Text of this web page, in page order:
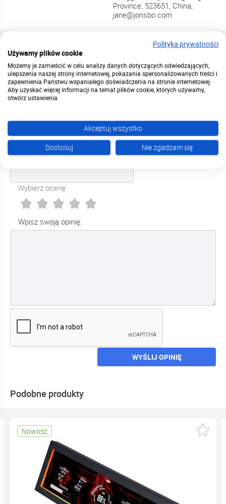
Province, 523651, China,
jane@jonsbo.com
odpowiedzialny
1, 10589 Berlin,
Instrukcja
bezpieczeństwa
Pobierztutaj
Dodaj własną opinię
Wpisz swoje imię:
Wybierz ocenę:
Wpisz swoją opinię:
WYŚLIJ OPINIĘ
Podobne produkty
Nowość
Polityka prywatności
Używamy plików cookie
Możemy je zamieścić w celu analizy danych dotyczących odwiedzających,
ulepszenia naszej strony internetowej, pokazania spersonalizowanych treści i
zapewnienia Państwu wspaniałego doświadczenia na stronie internetowej.
Aby uzyskać więcej informacji na temat plików cookie, których używamy,
otwórz ustawienia.
Akceptuj wszystko
Dostosuj
Nie zgadzam się